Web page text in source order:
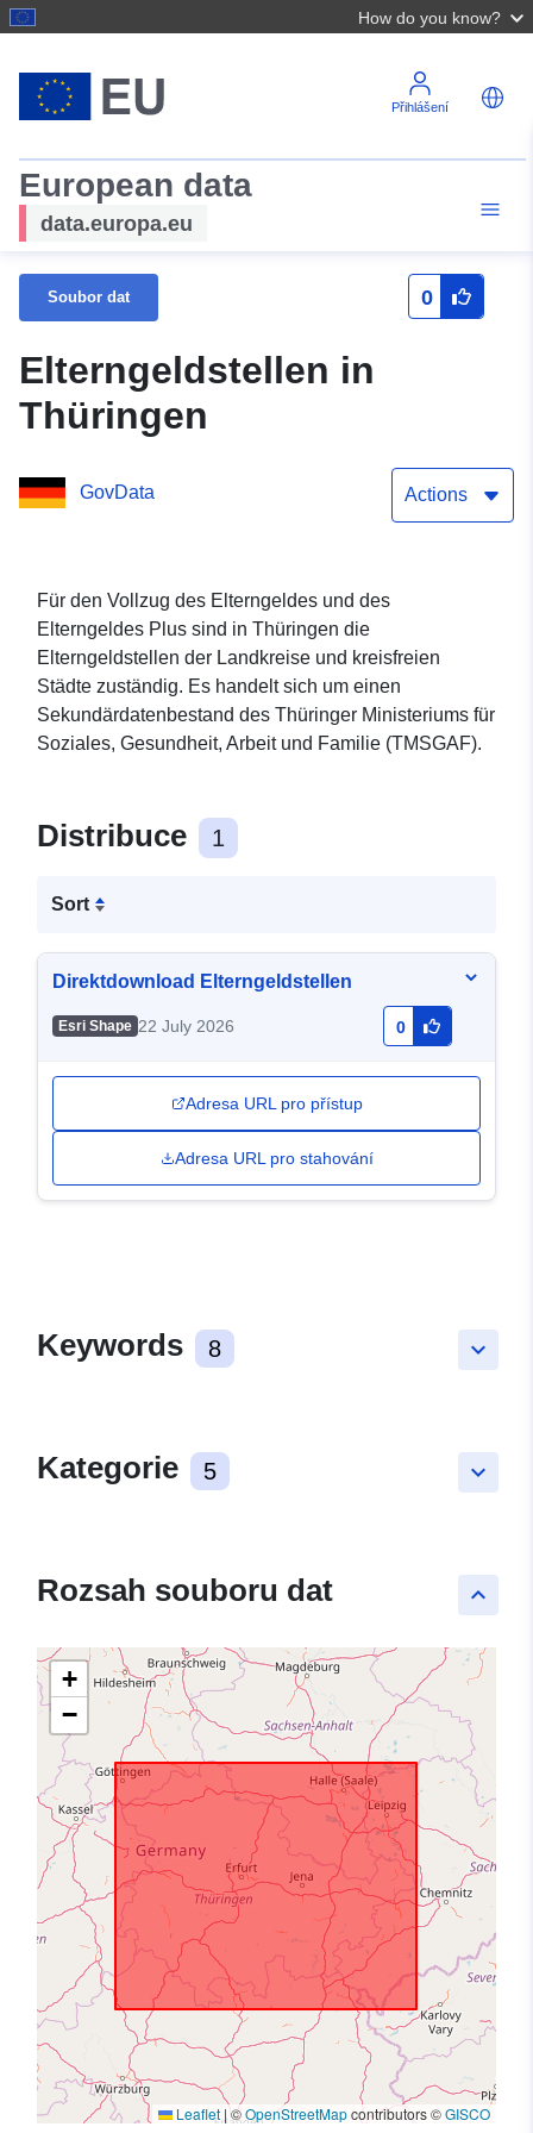
How do you know?
Přihlášení
European data
data.europa.eu
Soubor dat 0
Elterngeldstellen in
Thüringen
GovData Actions
Für den Vollzug des Elterngeldes und des
Elterngeldes Plus sind in Thüringen die
Elterngeldstellen der Landkreise und kreisfreien
Städte zuständig. Es handelt sich um einen
Sekundärdatenbestand des Thüringer Ministeriums für
Soziales, Gesundheit, Arbeit und Familie (TMSGAF).
Distribuce 1
Sort
Direktdownload Elterngeldstellen
Esri Shape 22 July 2026 0
Adresa URL pro přístup
Adresa URL pro stahování
keyboard_arrow_down
Keywords 8
keyboard_arrow_down
Kategorie 5
keyboard_arrow_up
Rozsah souboru dat
+
−
Leaflet |©OpenStreetMapcontributors ©GISCO